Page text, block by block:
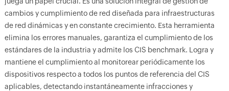
cambios y cumplimiento de red diseñada para infraestructuras
de red dinámicas y en constante crecimiento. Esta herramienta
elimina los errores manuales, garantiza el cumplimiento de los
estándares de la industria y admite los CIS benchmark. Logra y
mantiene el cumplimiento al monitorear periódicamente los
dispositivos respecto a todos los puntos de referencia del CIS
aplicables, detectando instantáneamente infracciones y